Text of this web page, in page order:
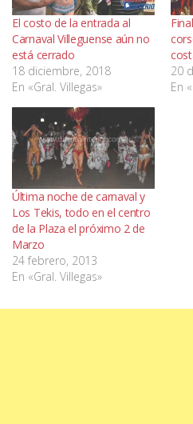
El costo de la entrada al
Carnaval Villeguense aún no
está cerrado
18 diciembre, 2018
En «Gral. Villegas»
20
En
Última noche de carnaval y
Los Tekis, todo en el centro
de la Plaza el próximo 2 de
Marzo
24 febrero, 2013
En «Gral. Villegas»